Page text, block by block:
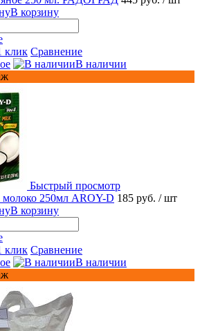
В корзину
клик Сравнение
В наличии
Быстрый просмотр
молоко 250мл AROY-D 185 руб. / шт
В корзину
клик Сравнение
В наличии